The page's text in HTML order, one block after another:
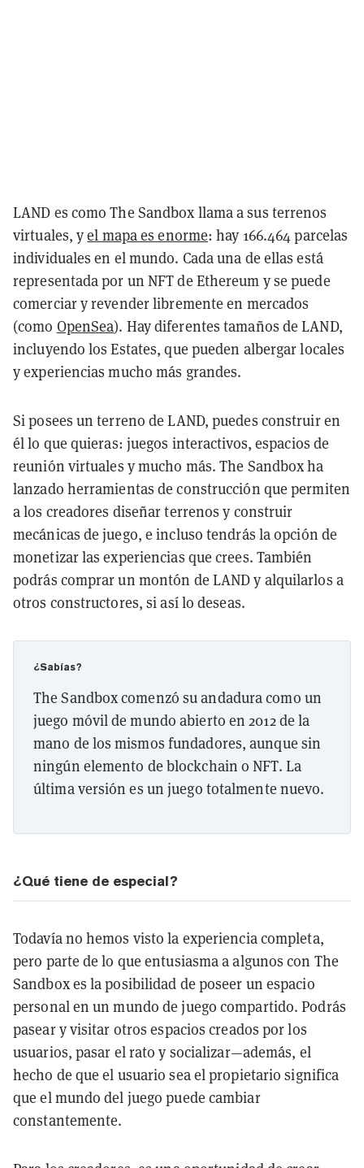
LAND es como The Sandbox llama a sus terrenos
virtuales, yel mapa es enorme: hay 166.464 parcelas
individuales en el mundo. Cada una de ellas está
representada por un NFT de Ethereum y se puede
comerciar y revender libremente en mercados
(como OpenSea). Hay diferentes tamaños de LAND,
incluyendo los Estates, que pueden albergar locales
y experiencias mucho más grandes.
Si posees un terreno de LAND, puedes construir en
él lo que quieras: juegos interactivos, espacios de
reunión virtuales y mucho más. The Sandbox ha
lanzado herramientas de construcción que permiten
a los creadores diseñar terrenos y construir
mecánicas de juego, e incluso tendrás la opción de
monetizar las experiencias que crees. También
podrás comprar un montón de LAND y alquilarlos a
otros constructores, si así lo deseas.
¿Sabías?
The Sandbox comenzó su andadura como un
juego móvil de mundo abierto en 2012 de la
mano de los mismos fundadores, aunque sin
ningún elemento de blockchain o NFT. La
última versión es un juego totalmente nuevo.
¿Qué tiene de especial?
Todavía no hemos visto la experiencia completa,
pero parte de lo que entusiasma a algunos con The
Sandbox es la posibilidad de poseer un espacio
personal en un mundo de juego compartido. Podrás
pasear y visitar otros espacios creados por los
usuarios, pasar el rato y socializar—además, el
hecho de que el usuario sea el propietario significa
que el mundo del juego puede cambiar
constantemente.